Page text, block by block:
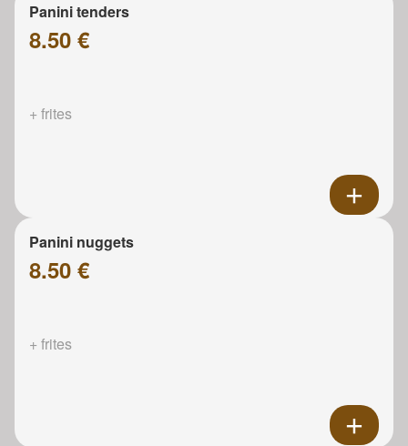
Panini tenders
8.50 €
+ frites
Panini nuggets
8.50 €
+ frites